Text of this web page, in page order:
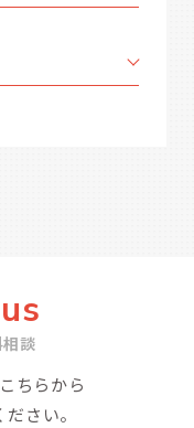
談
ちらから
さい。